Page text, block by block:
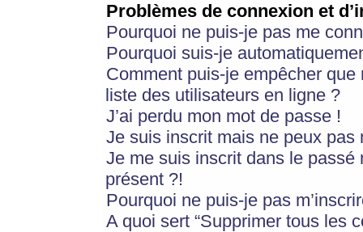
Problèmes de connexion et
Pourquoi ne puis-je pas me
Pourquoi suis-je
Comment puis-je empêcher
liste des utilisateurs en ligne ?
J’ai perdu mon mot de passe !
Je suis inscrit mais ne peux pas
Je me suis inscrit dans le
présent ?!
Pourquoi ne puis-je pas
A quoi sert “Supprimer tous les